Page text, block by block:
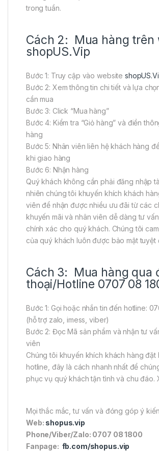
trong tuần.
Cách 2: Mua hàng trên
shopUS.Vip
Bước 1: Truy cập vào website
Bước 2: Xem thông tin chi tiết và lựa
cần mua
Bước 3: Click “Mua hàng”
Bước 4: Kiểm tra “Giỏ hàng” và điền
hàng
Bước 5: Nhân viên liên hệ khách hàng
khi giao hàng
Bước 6: Nhận hàng
Quý khách không cần phải đăng nhập
nhiên chúng tôi khuyến khích khách
viên để nhận được nhiều ưu đãi từ các
khuyến mãi và nhân viên dễ dàng tư vấn
chính xác cho quý khách. Chúng tôi
của quý khách luôn được bảo mật tuyệt
Cách 3: Mua hàng qua
thoại/Hotline 0707 08
Bước 1: Gọi hoặc nhắn tin đến hotline:
(hỗ trợ zalo, imess, viber)
Bước 2: Đọc Mã sản phẩm và nhận tư
viên
Chúng tôi khuyến khích khách hàng đặt
hotline, đây là cách nhanh nhất để
phục vụ quý khách tận tình và chu đáo.
Mọi thắc mắc, tư vấn và đóng góp ý
Web: shopus.vip
Phone/Viber/Zalo: 0707 08 1800
Fanpage: fb.com/shopus.vip